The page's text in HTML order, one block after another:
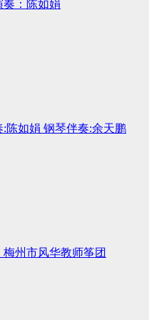
：陈如娟
:陈如娟 钢琴伴奏:余天鹏
梅州市风华教师筝团